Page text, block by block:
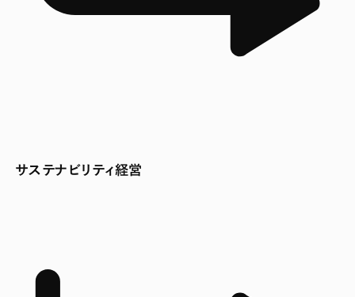
サステナビリティ経営